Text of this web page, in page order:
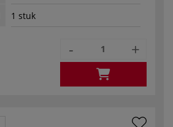
1 stuk
- +